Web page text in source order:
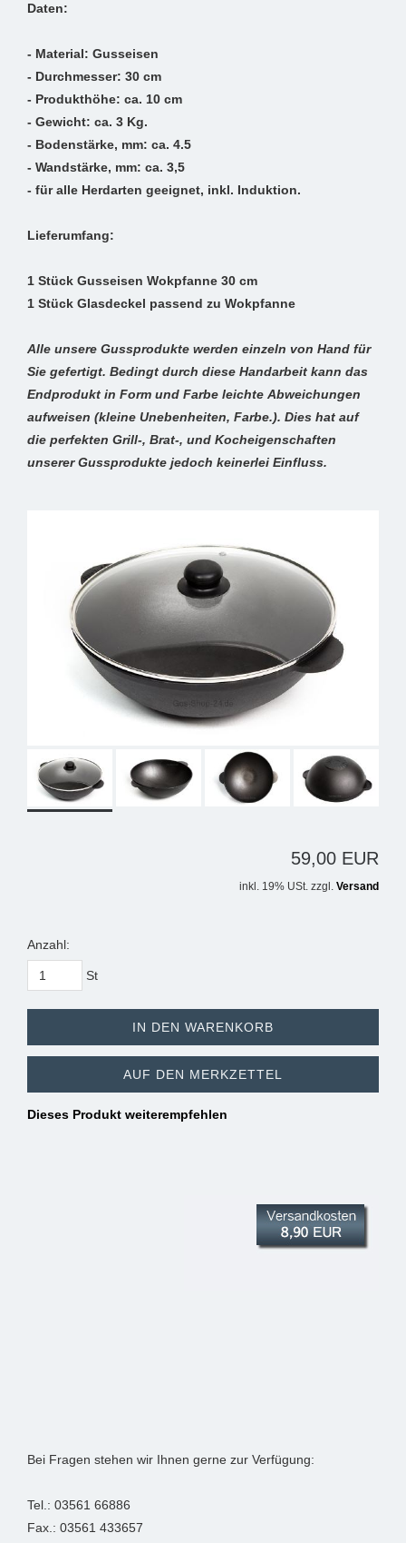
Daten:
- Material: Gusseisen
- Durchmesser: 30 cm
- Produkthöhe: ca. 10 cm
- Gewicht: ca. 3 Kg.
- Bodenstärke, mm: ca. 4.5
- Wandstärke, mm: ca. 3,5
- für alle Herdarten geeignet, inkl. Induktion.
Lieferumfang:
1 Stück Gusseisen Wokpfanne 30 cm
1 Stück Glasdeckel passend zu Wokpfanne
Alle unsere Gussprodukte werden einzeln von Hand für
Sie gefertigt. Bedingt durch diese Handarbeit kann das
Endprodukt in Form und Farbe leichte Abweichungen
aufweisen (kleine Unebenheiten, Farbe.). Dies hat auf
die perfekten Grill-, Brat-, und Kocheigenschaften
unserer Gussprodukte jedoch keinerlei Einfluss.
59,00 EUR
inkl. 19% USt. zzgl. Versand
Anzahl:
St
IN DEN WARENKORB
AUF DEN MERKZETTEL
Dieses Produkt weiterempfehlen
Bei Fragen stehen wir Ihnen gerne zur Verfügung:
Tel.: 03561 66886
Fax.: 03561 433657